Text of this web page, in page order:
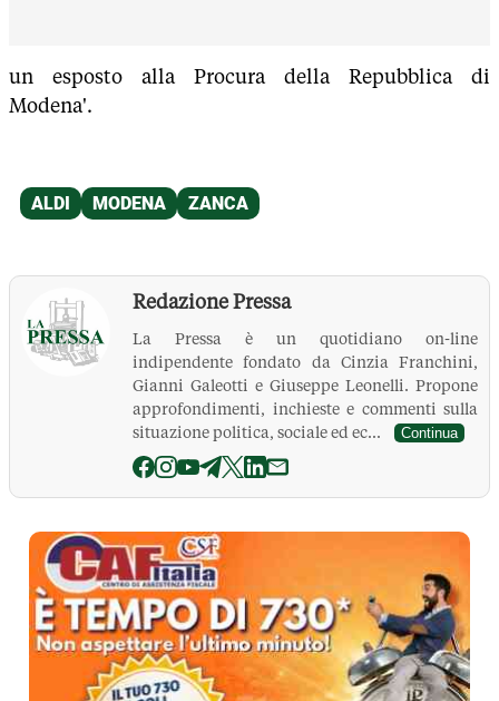
un esposto alla Procura della Repubblica di
Modena'.
Redazione Pressa
La Pressa è un quotidiano on-line
indipendente fondato da Cinzia Franchini,
Gianni Galeotti e Giuseppe Leonelli. Propone
approfondimenti, inchieste e commenti sulla
situazione politica, sociale ed ec...
Continua
La Pressa